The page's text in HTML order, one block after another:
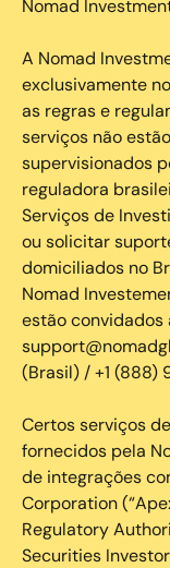
Nomad
A Nomad
exclusivamente
as regras e
serviços não
supervisionados
reguladora
Serviços de
ou solicitar
domiciliados no
Nomad
estão
(Brasil) / +1 (888)
Certos serviços
fornecidos pela
de integrações
Corporation
Regulatory
Securities